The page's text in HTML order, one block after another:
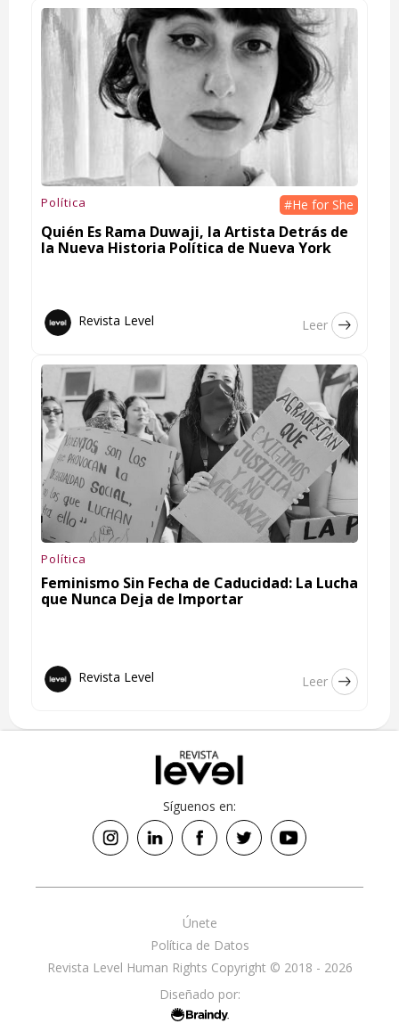
Política #He for She
Quién Es Rama Duwaji, la Artista Detrás de
la Nueva Historia Política de Nueva York
Revista Level Leer
Política
Feminismo Sin Fecha de Caducidad: La Lucha
que Nunca Deja de Importar
Revista Level Leer
Síguenos en:
Revista Level Human Rights Copyright © 2018 - 2026
Política de Datos
Únete
Diseñado por: